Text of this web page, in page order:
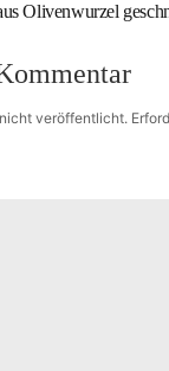
Olivenwurzel
veröffentlicht.